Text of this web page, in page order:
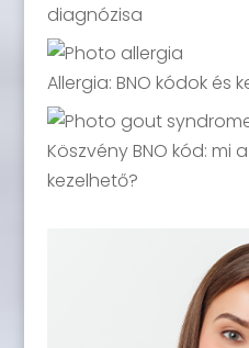
diagnózisa
Allergia: BNO kódok és
Köszvény BNO kód: mi
kezelhető?